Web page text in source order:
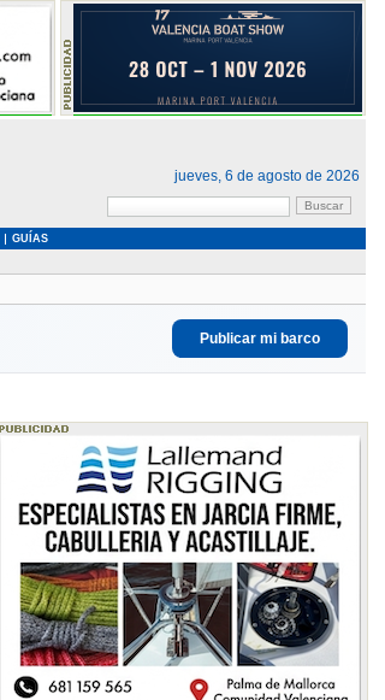
jueves, 6 de agosto de 2026
GUÍAS
Publicar mi barco